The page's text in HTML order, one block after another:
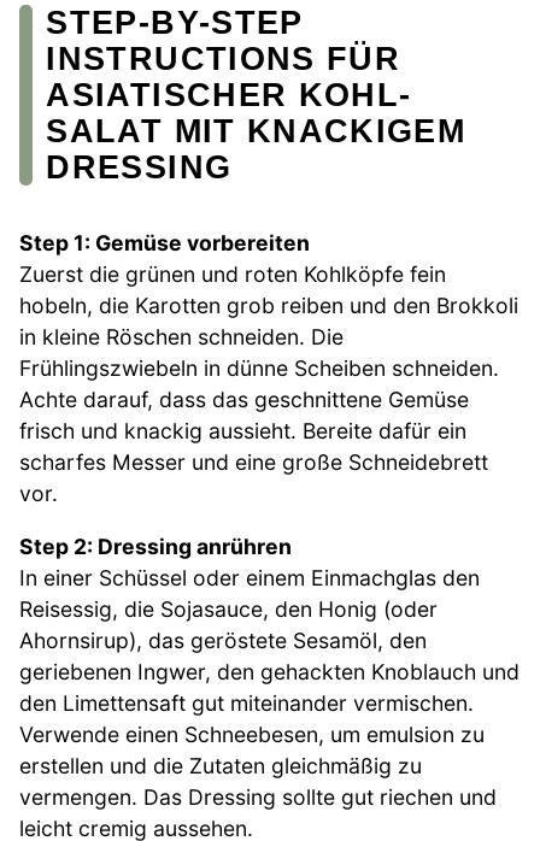
STEP-BY-STEP
INSTRUCTIONS FÜR
ASIATISCHER KOHL-
SALAT MIT KNACKIGEM
DRESSING
Step 1: Gemüse vorbereiten
Zuerst die grünen und roten Kohlköpfe fein
hobeln, die Karotten grob reiben und den Brokkoli
in kleine Röschen schneiden. Die
Frühlingszwiebeln in dünne Scheiben schneiden.
Achte darauf, dass das geschnittene Gemüse
frisch und knackig aussieht. Bereite dafür ein
scharfes Messer und eine große Schneidebrett
vor.
Step 2: Dressing anrühren
In einer Schüssel oder einem Einmachglas den
Reisessig, die Sojasauce, den Honig (oder
Ahornsirup), das geröstete Sesamöl, den
geriebenen Ingwer, den gehackten Knoblauch und
den Limettensaft gut miteinander vermischen.
Verwende einen Schneebesen, um emulsion zu
erstellen und die Zutaten gleichmäßig zu
vermengen. Das Dressing sollte gut riechen und
leicht cremig aussehen.